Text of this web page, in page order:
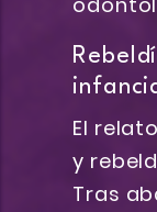
El
y
Tras